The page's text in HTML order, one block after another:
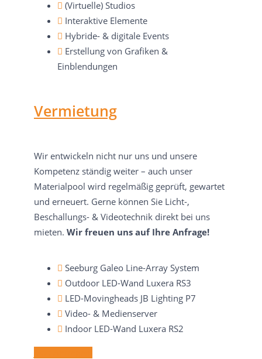
(Virtuelle) Studios
Interaktive Elemente
Hybride- & digitale Events
Erstellung von Grafiken &
Einblendungen
Vermietung
Wir entwickeln nicht nur uns und unsere
Kompetenz ständig weiter – auch unser
Materialpool wird regelmäßig geprüft, gewartet
und erneuert. Gerne können Sie Licht-,
Beschallungs- & Videotechnik direkt bei uns
mieten. Wir freuen uns auf Ihre Anfrage!
Seeburg Galeo Line-Array System
Outdoor LED-Wand Luxera RS3
LED-Movingheads JB Lighting P7
Video- & Medienserver
Indoor LED-Wand Luxera RS2